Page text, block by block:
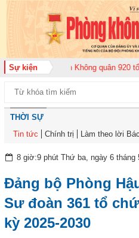
Sự kiện
đoàn Không quân 920 tổ chức Lễ
THỜI SỰ
Tin tức
Chính trị Làm theo lời Bác
8 giờ:9 phút Thứ ba, ngày 6 tháng
Đảng bộ Phòng
Sư đoàn 361 tổ
kỳ 2025-2030